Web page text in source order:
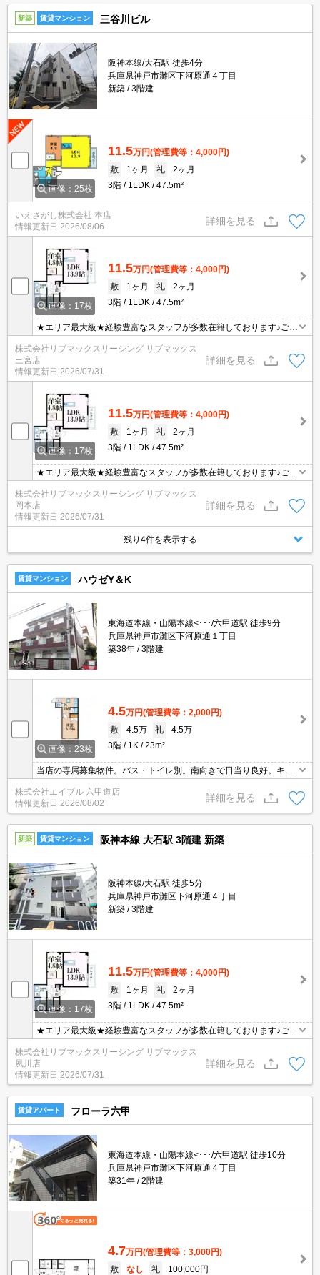
新築 賃貸マンション 三谷川ビル
阪神本線/大石駅 徒歩4分
兵庫県神戸市灘区下河原通４丁目
新築
3階建
画像：25枚
11.5万円(管理費等：4,000円)
敷
1ヶ月 礼
2ヶ月
3階
1LDK 47.5m²
いえさがし株式会社 本店
情報更新日 2026/08/06
詳細を見る
画像：17枚
11.5万円(管理費等：4,000円)
敷
1ヶ月 礼
2ヶ月
3階
1LDK 47.5m²
★エリア最大級★経験豊富なスタッフが多数在籍しております♪ご要
望がありましたらお申し付けください！初期費用クレジット支払可
能！オンライン内覧・オンライン契約等弊社に一度も来店せずとも
問題ありません♪弊社ではネットに掲載されている物件も全てご紹介
可能になりますので気になる物件は全て申し付けください★
株式会社リブマックスリーシング リブマックス
三宮店
情報更新日 2026/07/31
詳細を見る
画像：17枚
11.5万円(管理費等：4,000円)
敷
1ヶ月 礼
2ヶ月
3階
1LDK 47.5m²
★エリア最大級★経験豊富なスタッフが多数在籍しております♪ご要
望がありましたらお申し付けください！初期費用クレジット支払可
能！オンライン内覧・オンライン契約等弊社に一度も来店せずとも
問題ありません♪弊社ではネットに掲載されている物件も全てご紹介
可能になりますので気になる物件は全て申し付けください★
株式会社リブマックスリーシング リブマックス
岡本店
情報更新日 2026/07/31
詳細を見る
残り4件を表示する
賃貸マンション ハウゼY＆K
東海道本線・山陽本線<･･･/六甲道駅 徒歩9分
兵庫県神戸市灘区下河原通１丁目
築38年
3階建
画像：23枚
4.5万円(管理費等：2,000円)
敷
4.5万 礼
4.5万
3階
1K 23m²
当店の専属募集物件。バス・トイレ別。南向きで日当り良好。キッ
チンスペースが広め。角部屋をお探しの方に。JR六甲道エリアのオ
ススメ物件。神戸大学生オススメ物件。初期費用・家賃カード払い
可。エアコン付き。
株式会社エイブル 六甲道店
情報更新日 2026/08/02
詳細を見る
新築 賃貸マンション 阪神本線 大石駅 3階建 新築
阪神本線/大石駅 徒歩5分
兵庫県神戸市灘区下河原通４丁目
新築
3階建
画像：17枚
11.5万円(管理費等：4,000円)
敷
1ヶ月 礼
2ヶ月
3階
1LDK 47.5m²
★エリア最大級★経験豊富なスタッフが多数在籍しております♪ご要
望がありましたらお申し付けください！初期費用クレジット支払可
能！オンライン内覧・オンライン契約等弊社に一度も来店せずとも
問題ありません♪弊社ではネットに掲載されている物件も全てご紹介
可能になりますので気になる物件は全て申し付けください★
株式会社リブマックスリーシング リブマックス
夙川店
情報更新日 2026/07/31
詳細を見る
賃貸アパート フローラ六甲
東海道本線・山陽本線<･･･/六甲道駅 徒歩10分
兵庫県神戸市灘区下河原通４丁目
築31年
2階建
4.7万円(管理費等：3,000円)
敷
なし 礼 100,000円